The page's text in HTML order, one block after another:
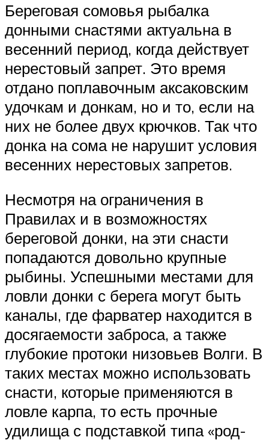
Береговая сомовья рыбалка
донными снастями актуальна в
весенний период, когда действует
нерестовый запрет. Это время
отдано поплавочным аксаковским
удочкам и донкам, но и то, если на
них не более двух крючков. Так что
донка на сома не нарушит условия
весенних нерестовых запретов.
Несмотря на ограничения в
Правилах и в возможностях
береговой донки, на эти снасти
попадаются довольно крупные
рыбины. Успешными местами для
ловли донки с берега могут быть
каналы, где фарватер находится в
досягаемости заброса, а также
глубокие протоки низовьев Волги. В
таких местах можно использовать
снасти, которые применяются в
ловле карпа, то есть прочные
удилища с подставкой типа «род-